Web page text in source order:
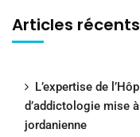
Articles récents
L’expertise de
d’addictologie mise
jordanienne